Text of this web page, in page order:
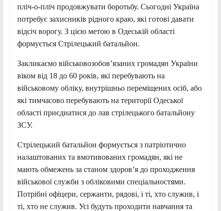
пліч-о-пліч продовжувати боротьбу. Сьогодні Україна
потребує захисників рідного краю, які готові давати
відсіч ворогу. З цією метою в Одеській області
формується Стрілецький батальйон.
Закликаємо військовозобов’язаних громадян України
віком від 18 до 60 років, які перебувають на
військовому обліку, внутрішньо переміщених осіб, або
які тимчасово перебувають на території Одеської
області приєднатися до лав стрілецького батальйону
ЗСУ.
Стрілецький батальйон формується з патріотично
налаштованих та вмотивованих громадян, які не
мають обмежень за станом здоров’я до проходження
військової служби з обліковими спеціальностями.
Потрібні офіцери, сержанти, рядові, і ті, хто служив, і
ті, хто не служив. Усі будуть проходити навчання та